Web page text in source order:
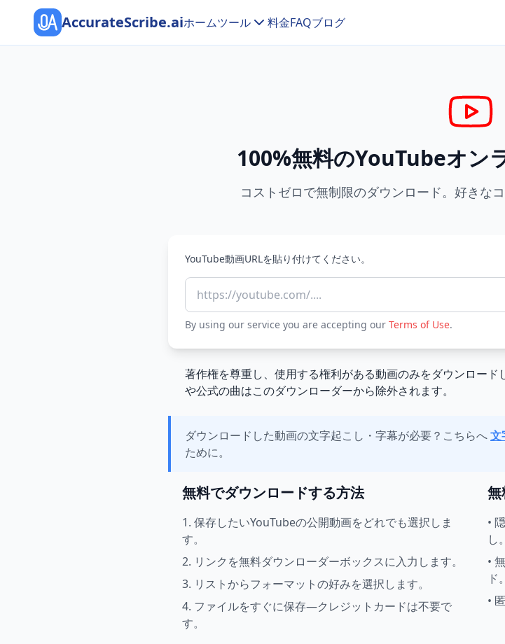
AccurateScribe.aiホームツール 料金FAQブログ
100%無料のYouTubeオン
コストゼロで無制限のダウンロード。好きな
YouTube動画URLを貼り付けてください。
https://youtube.com/....
By using our service you are accepting our Terms of Use.
著作権を尊重し、使用する権利がある動画のみをダウンロー
や公式の曲はこのダウンローダーから除外されます。
ダウンロードした動画の文字起こし・字幕が必要？こちらへ文
ために。
無料でダウンロードする方法
1. 保存したいYouTubeの公開動画をどれでも選択しま
す。
2. リンクを無料ダウンローダーボックスに入力します。
3. リストからフォーマットの好みを選択します。
4. ファイルをすぐに保存—クレジットカードは不要で
す。
無
•
し。
•
ド。
•